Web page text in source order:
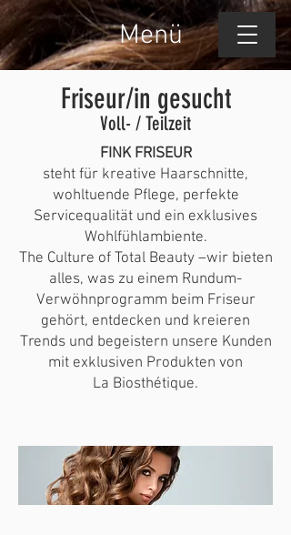
Menü
Friseur/in gesucht
Voll- / Teilzeit
FINK FRISEUR
steht für kreative Haarschnitte,
wohltuende Pflege, perfekte
Servicequalität und ein exklusives
Wohlfühlambiente.
The Culture of Total Beauty –wir bieten
alles, was zu einem Rundum-
Verwöhnprogramm beim Friseur
gehört, entdecken und kreieren
Trends und begeistern unsere Kunden
mit exklusiven Produkten von
La Biosthétique.